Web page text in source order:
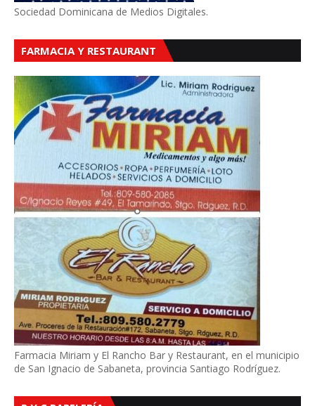
Sociedad Dominicana de Medios Digitales.
FARMACIA Y RESTAURANT
Farmacia Miriam y El Rancho Bar y Restaurant, en el municipio
de San Ignacio de Sabaneta, provincia Santiago Rodríguez.